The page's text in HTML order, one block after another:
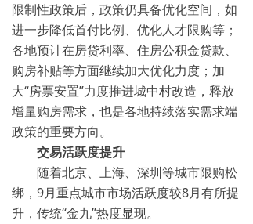
限制性政策后，政策仍具备优化空间，如
进一步降低首付比例、优化人才限购等；
各地预计在房贷利率、住房公积金贷款、
购房补贴等方面继续加大优化力度；加
大“房票安置”力度推进城中村改造，释放
增量购房需求，也是各地持续落实需求端
政策的重要方向。
交易活跃度提升
随着北京、上海、深圳等城市限购松
绑，9月重点城市市场活跃度较8月有所提
升，传统“金九”热度显现。